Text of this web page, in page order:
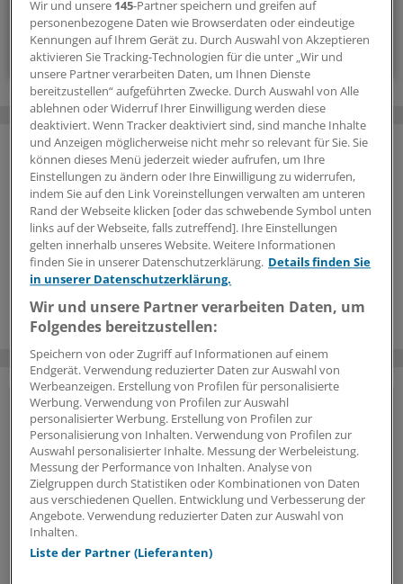
Kommentare
Voraussetzungen für den Zugang
Vorteile des Logins
Über unserkostenloses Loginerhalten Ärzte und
Ärztinnen sowie andere Mitarbeiter der
Gesundheitsbranche Zugriff auf mehr
Hintergründe, Interviews und Praxis-Tipps.
Jetzt anmelden »
Wir und unsere 145-Partner speichern und greifen auf
personenbezogene Daten wie Browserdaten oder eindeutige
Kennungen auf Ihrem Gerät zu. Durch Auswahl von Akzeptieren
aktivieren Sie Tracking-Technologien für die unter „Wir und
unsere Partner verarbeiten Daten, um Ihnen Dienste
bereitzustellen“ aufgeführten Zwecke. Durch Auswahl von Alle
ablehnen oder Widerruf Ihrer Einwilligung werden diese
deaktiviert. Wenn Tracker deaktiviert sind, sind manche Inhalte
und Anzeigen möglicherweise nicht mehr so relevant für Sie. Sie
können dieses Menü jederzeit wieder aufrufen, um Ihre
Einstellungen zu ändern oder Ihre Einwilligung zu widerrufen,
indem Sie auf den Link Voreinstellungen verwalten am unteren
Rand der Webseite klicken [oder das schwebende Symbol unten
links auf der Webseite, falls zutreffend]. Ihre Einstellungen
gelten innerhalb unseres Website. Weitere Informationen
finden Sie in unserer Datenschutzerklärung. Details finden Sie
in unserer Datenschutzerklärung.
Wir und unsere Partner verarbeiten Daten, um
Folgendes bereitzustellen:
Speichern von oder Zugriff auf Informationen auf einem
Endgerät. Verwendung reduzierter Daten zur Auswahl von
Werbeanzeigen. Erstellung von Profilen für personalisierte
Werbung. Verwendung von Profilen zur Auswahl
personalisierter Werbung. Erstellung von Profilen zur
Personalisierung von Inhalten. Verwendung von Profilen zur
Auswahl personalisierter Inhalte. Messung der Werbeleistung.
Messung der Performance von Inhalten. Analyse von
Zielgruppen durch Statistiken oder Kombinationen von Daten
aus verschiedenen Quellen. Entwicklung und Verbesserung der
Angebote. Verwendung reduzierter Daten zur Auswahl von
Inhalten.
Liste der Partner (Lieferanten)